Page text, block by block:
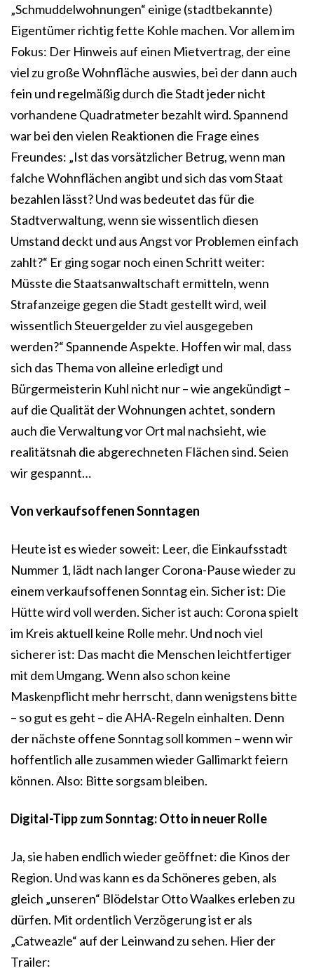
„Schmuddelwohnungen“ einige (stadtbekannte)
Eigentümer richtig fette Kohle machen. Vor allem im
Fokus: Der Hinweis auf einen Mietvertrag, der eine
viel zu große Wohnfläche auswies, bei der dann auch
fein und regelmäßig durch die Stadt jeder nicht
vorhandene Quadratmeter bezahlt wird. Spannend
war bei den vielen Reaktionen die Frage eines
Freundes: „Ist das vorsätzlicher Betrug, wenn man
falche Wohnflächen angibt und sich das vom Staat
bezahlen lässt? Und was bedeutet das für die
Stadtverwaltung, wenn sie wissentlich diesen
Umstand deckt und aus Angst vor Problemen einfach
zahlt?“ Er ging sogar noch einen Schritt weiter:
Müsste die Staatsanwaltschaft ermitteln, wenn
Strafanzeige gegen die Stadt gestellt wird, weil
wissentlich Steuergelder zu viel ausgegeben
werden?“ Spannende Aspekte. Hoffen wir mal, dass
sich das Thema von alleine erledigt und
Bürgermeisterin Kuhl nicht nur – wie angekündigt –
auf die Qualität der Wohnungen achtet, sondern
auch die Verwaltung vor Ort mal nachsieht, wie
realitätsnah die abgerechneten Flächen sind. Seien
wir gespannt…
Von verkaufsoffenen Sonntagen
Heute ist es wieder soweit: Leer, die Einkaufsstadt
Nummer 1, lädt nach langer Corona-Pause wieder zu
einem verkaufsoffenen Sonntag ein. Sicher ist: Die
Hütte wird voll werden. Sicher ist auch: Corona spielt
im Kreis aktuell keine Rolle mehr. Und noch viel
sicherer ist: Das macht die Menschen leichtfertiger
mit dem Umgang. Wenn also schon keine
Maskenpflicht mehr herrscht, dann wenigstens bitte
– so gut es geht – die AHA-Regeln einhalten. Denn
der nächste offene Sonntag soll kommen – wenn wir
hoffentlich alle zusammen wieder Gallimarkt feiern
können. Also: Bitte sorgsam bleiben.
Digital-Tipp zum Sonntag: Otto in neuer Rolle
Ja, sie haben endlich wieder geöffnet: die Kinos der
Region. Und was kann es da Schöneres geben, als
gleich „unseren“ Blödelstar Otto Waalkes erleben zu
dürfen. Mit ordentlich Verzögerung ist er als
„Catweazle“ auf der Leinwand zu sehen. Hier der
Trailer: